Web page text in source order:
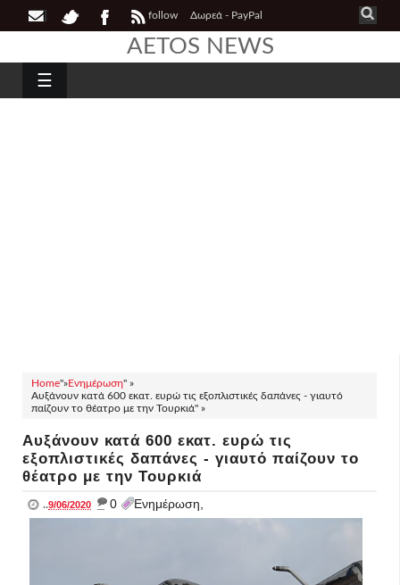
follow Δωρεά - PayPal
AETOS NEWS
☰
Home"»Ενημέρωση" »
Αυξάνουν κατά 600 εκατ. ευρώ τις εξοπλιστικές δαπάνες - γιαυτό
παίζουν το θέατρο με την Τουρκιά" »
Αυξάνουν κατά 600 εκατ. ευρώ τις
εξοπλιστικές δαπάνες - γιαυτό παίζουν το
θέατρο με την Τουρκιά
..9/06/2020 _ 0 Ενημέρωση,